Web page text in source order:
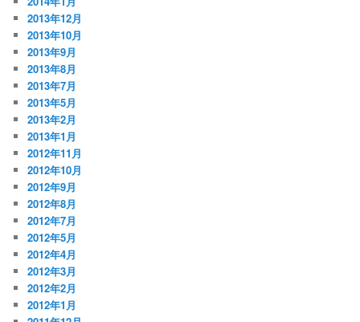
2013年12月
2013年10月
2013年9月
2013年8月
2013年7月
2013年5月
2013年2月
2013年1月
2012年11月
2012年10月
2012年9月
2012年8月
2012年7月
2012年5月
2012年4月
2012年3月
2012年2月
2012年1月